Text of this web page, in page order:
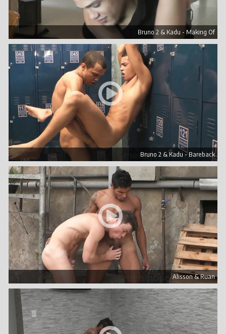
Bruno 2 & Kadu - Making Of
Bruno 2 & Kadu - Bareback
Alisson & Ruan